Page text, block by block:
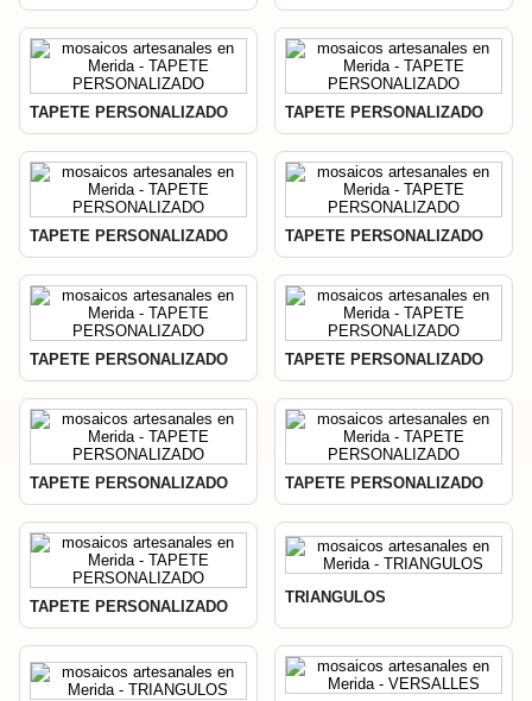
TAPETE PERSONALIZADO TAPETE PERSONALIZADO
TAPETE PERSONALIZADO TAPETE PERSONALIZADO
TAPETE PERSONALIZADO TAPETE PERSONALIZADO
TAPETE PERSONALIZADO TAPETE PERSONALIZADO
TAPETE PERSONALIZADO TRIANGULOS